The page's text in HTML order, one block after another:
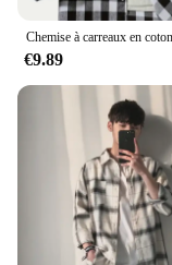
€9.89